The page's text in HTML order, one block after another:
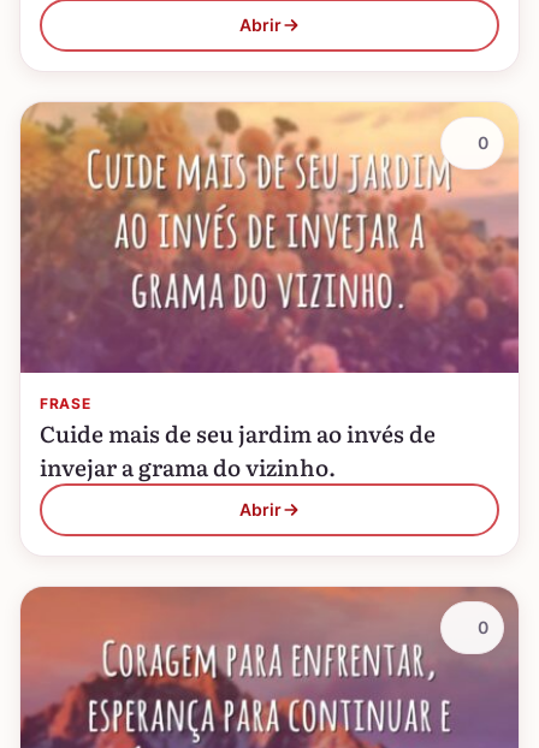
Abrir
FRASE
Cuide mais de seu jardim ao invés de
invejar a grama do vizinho.
Abrir
0
0